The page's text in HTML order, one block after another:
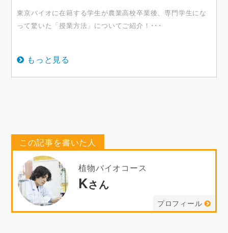
東京バイオに在籍する学生が農業高校卒業後、専門学生にな
って驚いた「授業方法」についてご紹介！･･･
もっと見る
この記事を書いた人
植物バイオコース
Kさん
プロフィール